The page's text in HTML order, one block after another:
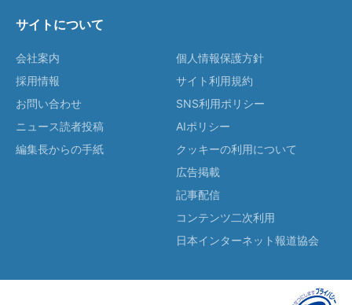
サイトについて
会社案内
採用情報
お問い合わせ
ニュース読者投稿
編集長からの手紙
個人情報保護方針
サイト利用規約
SNS利用ポリシー
AIポリシー
クッキーの利用について
広告掲載
記事配信
コンテンツ二次利用
日本インターネット報道協会